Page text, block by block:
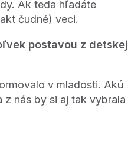
Ak teda hľadáte
čudné) veci.
postavou z detskej
v mladosti. Akú
z nás by si aj tak vybrala